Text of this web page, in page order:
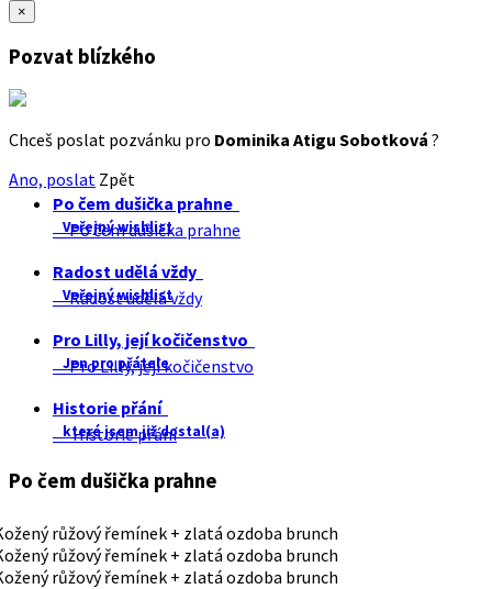
×
Pozvat blízkého
Chceš poslat pozvánku pro Dominika Atigu Sobotková ?
Ano, poslat Zpět
Po čem dušička prahne
Veřejný wishlist
Po čem dušička prahne
Radost udělá vždy
Veřejný wishlist
Radost udělá vždy
Pro Lilly, její kočičenstvo
Jen pro přátele
Pro Lilly, její kočičenstvo
Historie přání
které jsem již dostal(a)
Historie přání
Po čem dušička prahne